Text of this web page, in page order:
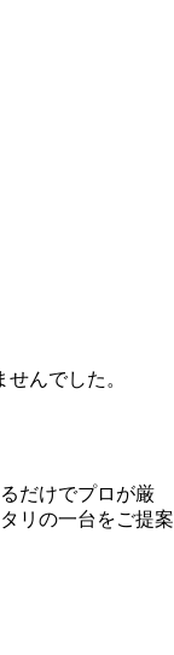
んでした。
だけでプロが厳
リの一台をご提案